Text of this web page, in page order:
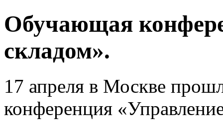
Обучающая
складом».
17 апреля в Москве
конференция